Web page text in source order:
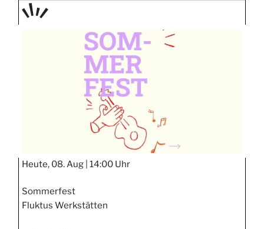
Heute, 08. Aug | 14:00 Uhr
Sommerfest
Fluktus Werkstätten